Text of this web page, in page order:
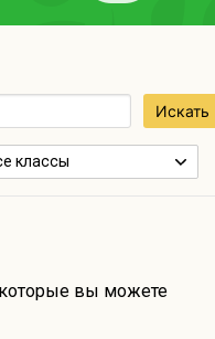
Искать
классы
вы можете